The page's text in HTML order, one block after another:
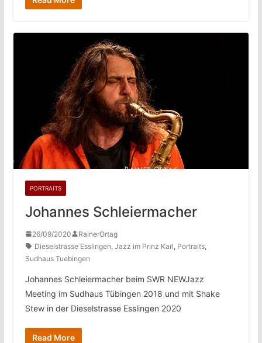
PORTRAITS
Johannes Schleiermacher
26/09/2020
RainerOrtag
Dieselstrasse Esslingen, Jazz im Prinz Karl, Portraits,
Sudhaus Tuebingen
Johannes Schleiermacher beim SWR NEWJazz
Meeting im Sudhaus Tübingen 2018 und mit Shake
Stew in der Dieselstrasse Esslingen 2020
Read More